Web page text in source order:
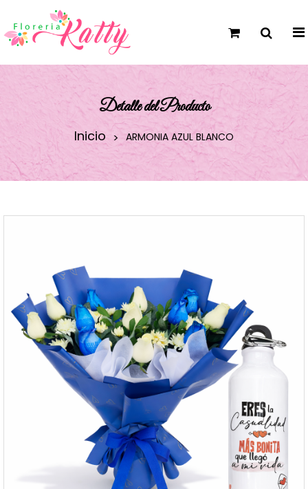
Detalle del Producto
Inicio ARMONIA AZUL BLANCO